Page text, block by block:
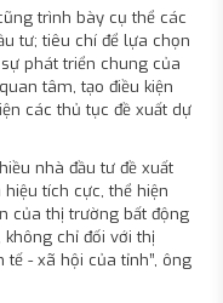
trình bày cụ thể các
tư; tiêu chí để lựa chọn
phát triển chung của
tâm, tạo điều kiện
các thủ tục đề xuất dự
nhà đầu tư đề xuất
tích cực, thể hiện
của thị trường bất động
chỉ đối với thị
- xã hội của tỉnh”, ông